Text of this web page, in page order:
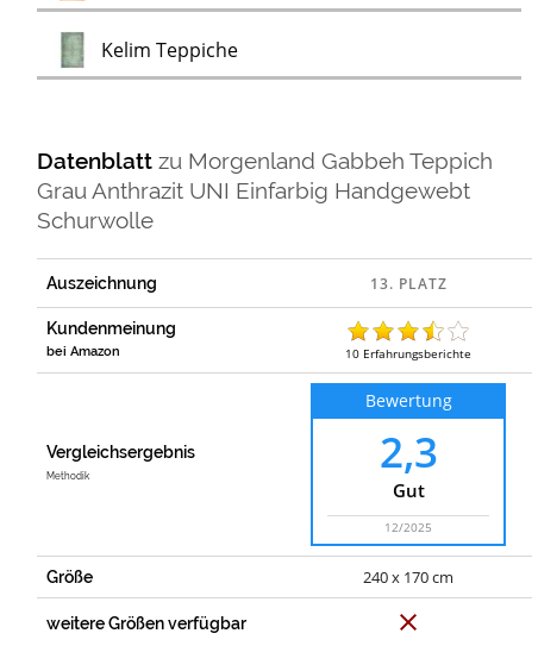
Kelim TeppicheTest
Datenblattzu Morgenland Gabbeh Teppich
Grau Anthrazit UNI Einfarbig Handgewebt
Schurwolle
Auszeichnung
Kundenmeinung
bei Amazon 10 Erfahrungsberichte
Vergleichsergebnis
Methodik
Bewertung
2,3
Gut
12/2025
Größe 240 x 170 cm
weitere Größen verfügbar